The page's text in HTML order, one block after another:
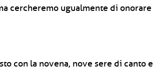
cercheremo ugualmente di onorare
con la novena, nove sere di canto e